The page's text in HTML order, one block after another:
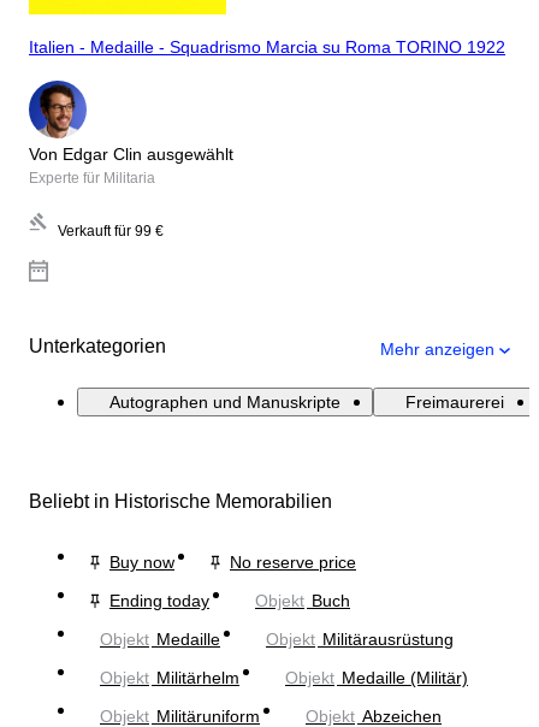
Italien - Medaille - Squadrismo Marcia su Roma TORINO 1922
Von Edgar Clin ausgewählt
Experte für Militaria
Verkauft für 99 €
Unterkategorien Mehr anzeigen
Autographen und Manuskripte Freimaurerei
Beliebt in Historische Memorabilien
Buy now
No reserve price
Ending today
Objekt Buch
Objekt Medaille Objekt Militärausrüstung
Objekt Militärhelm Objekt Medaille (Militär)
Objekt Militäruniform Objekt Abzeichen